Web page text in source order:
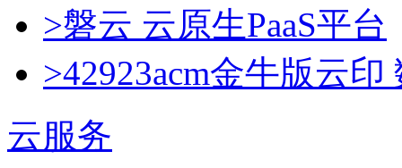
>磐云 云原生PaaS平台
>42923acm金牛版云
云服务